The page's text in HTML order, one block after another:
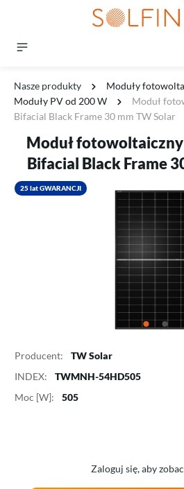
Nasze produkty
Moduły
Moduły PV od 200 W
Moduł
Bifacial Black Frame 30 mm TW Solar
Moduł
Bifacial Black Frame
25 lat GWARANCJI
Producent:
TW Solar
INDEX:
TWMNH-54HD505
Moc [W]:
505
Zaloguj się, aby